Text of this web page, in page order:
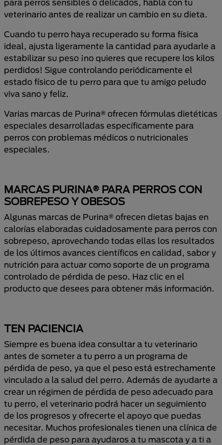
para perros sensibles o delicados, habla con tu
veterinario antes de realizar un cambio en su dieta.
Cuando tu perro haya recuperado su forma física
ideal, ajusta ligeramente la cantidad para ayudarle a
estabilizar su peso ¡no quieres que recupere los kilos
perdidos! Sigue controlando periódicamente el
estado físico de tu perro para que tu amigo peludo
viva sano y feliz.
Varias marcas de Purina® ofrecen fórmulas dietéticas
especiales desarrolladas específicamente para
perros con problemas médicos o nutricionales
especiales.
MARCAS PURINA® PARA PERROS CON
SOBREPESO Y OBESOS
Algunas marcas de Purina® ofrecen dietas bajas en
calorías elaboradas cuidadosamente para perros con
sobrepeso, aprovechando todas ellas los resultados
de los últimos avances científicos en calidad, sabor y
nutrición para actuar como soporte de un programa
controlado de pérdida de peso. Haz clic en el
producto que desees para obtener más información.
TEN PACIENCIA
Siempre es buena idea consultar a tu veterinario
antes de someter a tu perro a un programa de
pérdida de peso, ya que el peso está estrechamente
vinculado a la salud del perro. Además de ayudarte a
crear un régimen de pérdida de peso adecuado para
tu perro, el veterinario podrá hacer un seguimiento
de los progresos y ofrecerte el apoyo que puedas
necesitar. Muchos profesionales tienen una clínica de
pérdida de peso para ayudaros a tu mascota y a ti a